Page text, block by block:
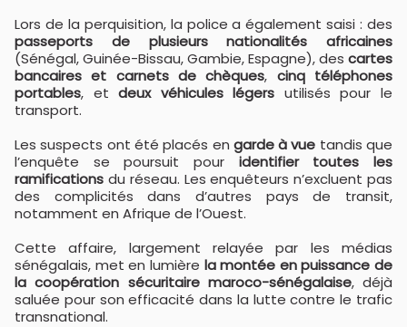
Lors de la perquisition, la police a également saisi : des
passeports de plusieurs nationalités africaines
(Sénégal, Guinée-Bissau, Gambie, Espagne), des cartes
bancaires et carnets de chèques, cinq téléphones
portables, etdeux véhicules légers utilisés pour le
transport.
Les suspects ont été placés en garde à vue tandis que
l’enquête se poursuit pour identifier toutes les
ramifications du réseau. Les enquêteurs n’excluent pas
des complicités dans d’autres pays de transit,
notamment en Afrique de l’Ouest.
Cette affaire, largement relayée par les médias
sénégalais, met en lumière la montée en puissance de
la coopération sécuritaire maroco-sénégalaise, déjà
saluée pour son efficacité dans la lutte contre le trafic
transnational.